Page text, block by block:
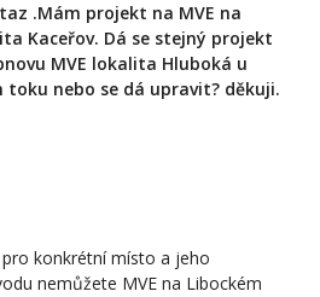
.Mám projekt na MVE na
Kaceřov. Dá se stejný projekt
MVE lokalita Hluboká u
nebo se dá upravit? děkuji.
konkrétní místo a jeho
nemůžete MVE na Libockém